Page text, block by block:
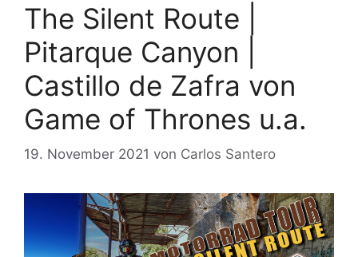
The Silent Route |
Pitarque Canyon |
Castillo de Zafra von
Game of Thrones u.a.
19. November 2021 von Carlos Santero